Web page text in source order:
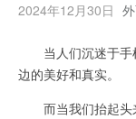
2024年12月30日
当人们沉迷于手
边的美好和真实。
而当我们抬起头